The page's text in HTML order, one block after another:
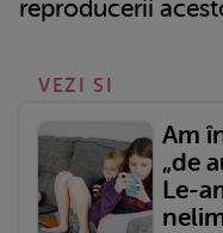
reproducerii
VEZI SI
Am
„de
Le-